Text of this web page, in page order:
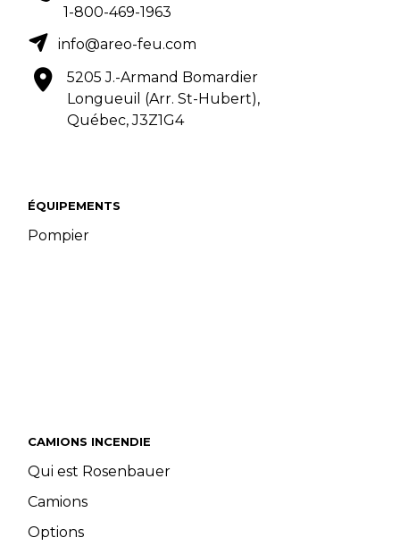
ÉQUIPEMENTS
Pompier
CAMIONS INCENDIE
Qui est Rosenbauer
Camions
Options
1-800-469-1963
info@areo-feu.com
5205 J.-Armand Bomardier
Longueuil (Arr. St-Hubert),
Québec, J3Z1G4